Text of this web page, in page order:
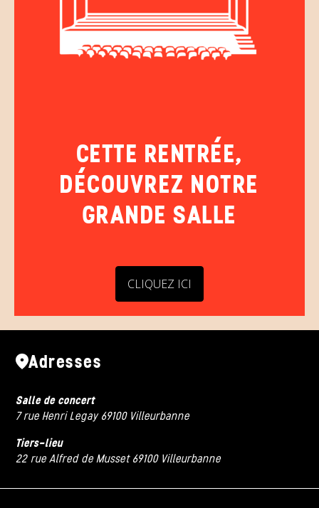
CETTE RENTRÉE,
DÉCOUVREZ NOTRE
GRANDE SALLE
CLIQUEZ ICI
Adresses
Salle de concert
7 rue Henri Legay 69100 Villeurbanne
Tiers-lieu
22 rue Alfred de Musset 69100 Villeurbanne